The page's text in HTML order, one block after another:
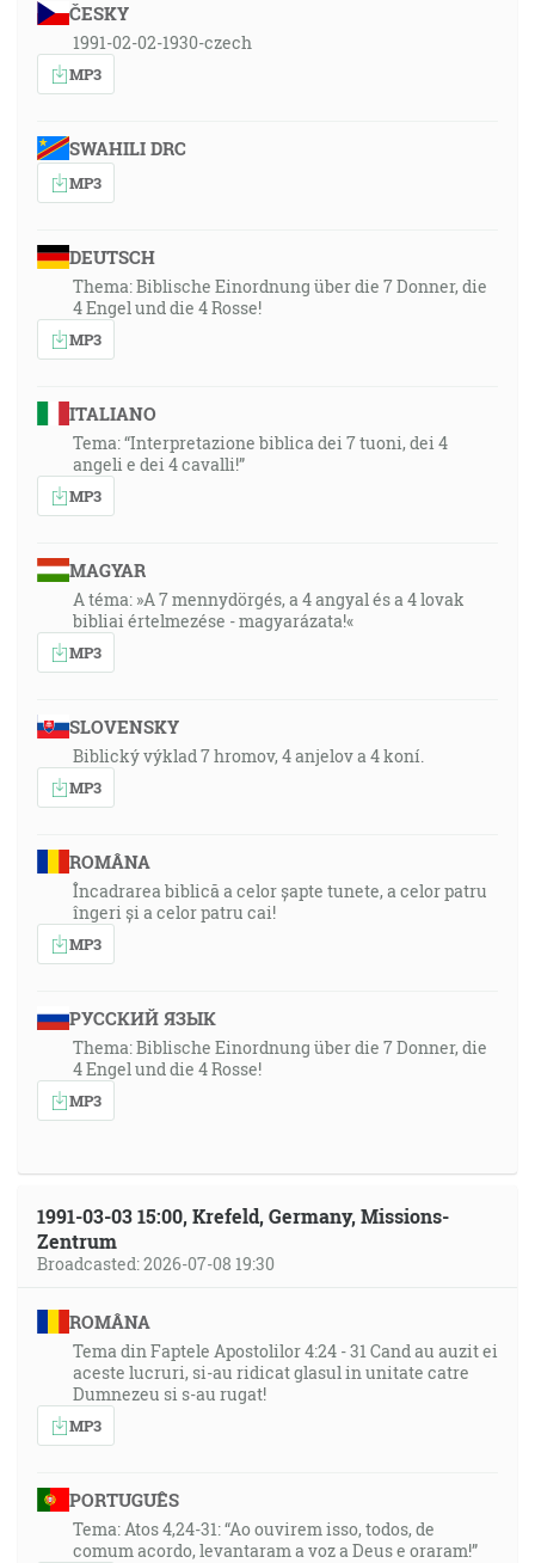
ČESKY
1991-02-02-1930-czech
MP3
SWAHILI DRC
MP3
DEUTSCH
Thema: Biblische Einordnung über die 7 Donner, die
4 Engel und die 4 Rosse!
MP3
ITALIANO
Tema: “Interpretazione biblica dei 7 tuoni, dei 4
angeli e dei 4 cavalli!”
MP3
MAGYAR
A téma: »A 7 mennydörgés, a 4 angyal és a 4 lovak
bibliai értelmezése - magyarázata!«
MP3
SLOVENSKY
Biblický výklad 7 hromov, 4 anjelov a 4 koní.
MP3
ROMÂNA
Încadrarea biblică a celor șapte tunete, a celor patru
îngeri și a celor patru cai!
MP3
РУССКИЙ ЯЗЫК
Thema: Biblische Einordnung über die 7 Donner, die
4 Engel und die 4 Rosse!
MP3
1991-03-03 15:00, Krefeld, Germany, Missions-
Zentrum
Broadcasted: 2026-07-08 19:30
ROMÂNA
Tema din Faptele Apostolilor 4:24 - 31 Cand au auzit ei
aceste lucruri, si-au ridicat glasul in unitate catre
Dumnezeu si s-au rugat!
MP3
PORTUGUÊS
Tema: Atos 4,24-31: “Ao ouvirem isso, todos, de
comum acordo, levantaram a voz a Deus e oraram!”